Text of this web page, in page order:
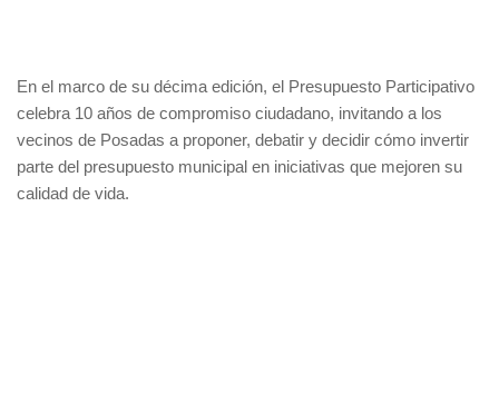
En el marco de su décima edición, el Presupuesto Participativo
celebra 10 años de compromiso ciudadano, invitando a los
vecinos de Posadas a proponer, debatir y decidir cómo invertir
parte del presupuesto municipal en iniciativas que mejoren su
calidad de vida.